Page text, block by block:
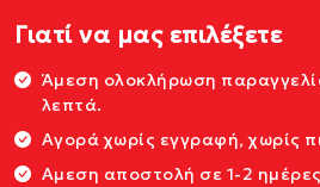
Γιατί να μας επιλέξετε
Άμεση ολοκλήρωση
λεπτά.
Αγορά χωρίς εγγραφή, χωρίς
Αμεση αποστολή σε 1-2